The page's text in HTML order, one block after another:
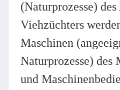
(Naturprozesse)
Viehzüchters
Maschinen
Naturprozesse) des
und